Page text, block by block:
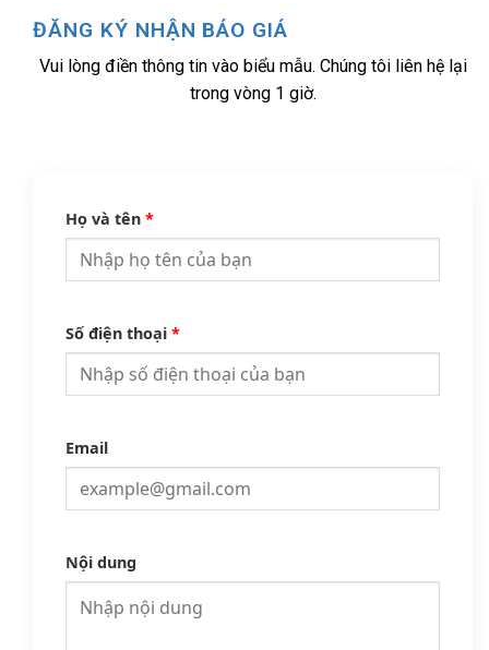
ĐĂNG KÝ NHẬN BÁO GIÁ
Vui lòng điền thông tin vào biểu mẫu. Chúng tôi liên hệ lại
trong vòng 1 giờ.
Họ và tên *
Số điện thoại *
Email
Nội dung